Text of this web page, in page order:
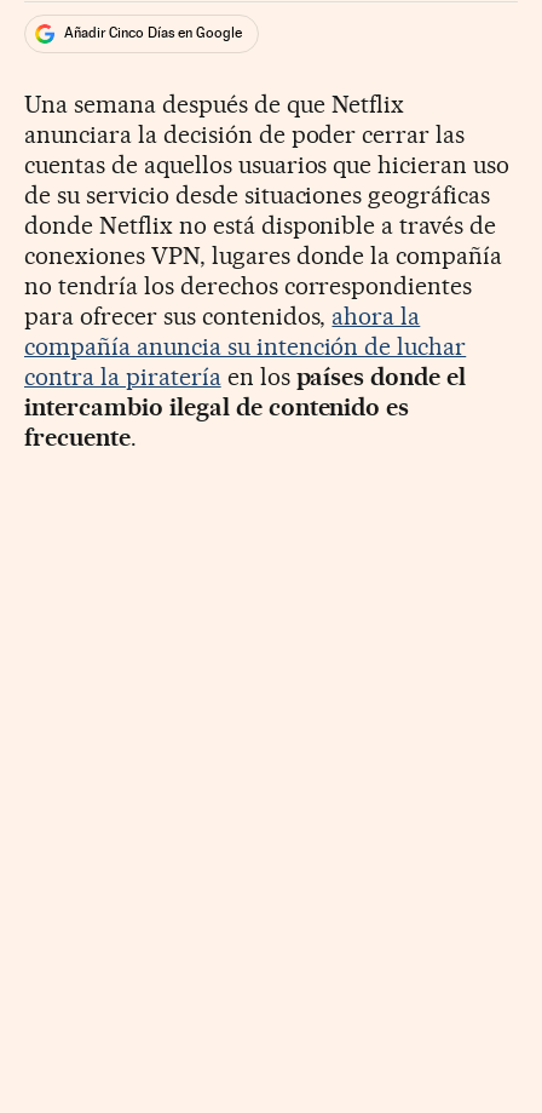
Añadir Cinco Días en Google
Una semana después de que Netflix
anunciara la decisión de poder cerrar las
cuentas de aquellos usuarios que hicieran uso
de su servicio desde situaciones geográficas
donde Netflix no está disponible a través de
conexiones VPN, lugares donde la compañía
no tendría los derechos correspondientes
para ofrecer sus contenidos, ahora la
compañía anuncia su intención de luchar
contra la pirateríaen los países donde el
intercambio ilegal de contenido es
frecuente.